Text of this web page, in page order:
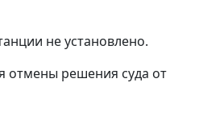
не установлено.
отмены решения суда от